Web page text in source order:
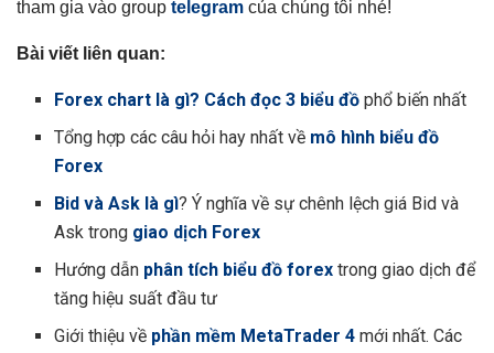
tham gia vào group telegram của chúng tôi nhé!
Bài viết liên quan:
Forex chart là gì? Cách đọc 3 biểu đồ phổ biến nhất
Tổng hợp các câu hỏi hay nhất về mô hình biểu đồ
Forex
Bid và Ask là gì? Ý nghĩa về sự chênh lệch giá Bid và
Ask trong giao dịch Forex
Hướng dẫn phân tích biểu đồ forex trong giao dịch để
tăng hiệu suất đầu tư
Giới thiệu về phần mềm MetaTrader 4 mới nhất. Các